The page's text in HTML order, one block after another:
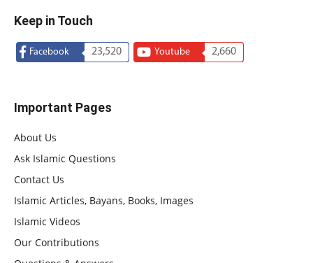
Keep in Touch
Facebook 23,520 Youtube 2,660
Important Pages
About Us
Ask Islamic Questions
Contact Us
Islamic Articles, Bayans, Books, Images
Islamic Videos
Our Contributions